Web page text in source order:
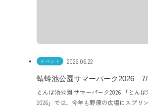
イベント 2026.06.22
蜻蛉池公園サマーパーク2026 7/
とんぼ池公園 サマーパーク2026 「とん
2026」では、今年も野原の広場にスプリン